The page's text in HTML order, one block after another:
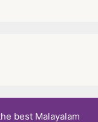
best Malayalam